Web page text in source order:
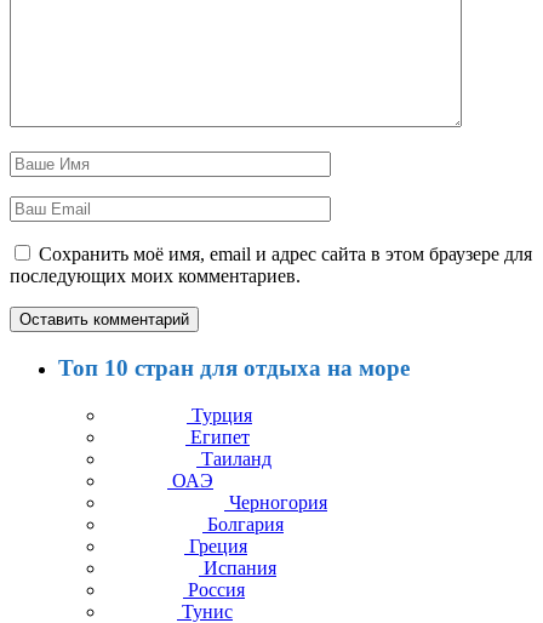
Сохранить моё имя, email и адрес сайта в этом браузере для
последующих моих комментариев.
Топ 10 стран для отдыха на море
Турция
Египет
Таиланд
ОАЭ
Черногория
Болгария
Греция
Испания
Россия
Тунис